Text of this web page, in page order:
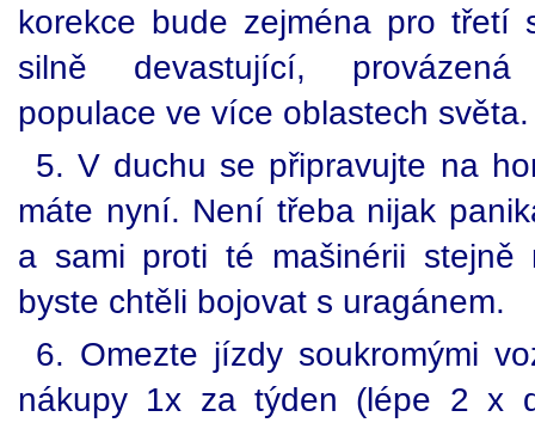
korekce bude zejména pro třetí
silně devastující, provázená
populace ve více oblastech světa.
5. V duchu se připravujte na
máte nyní. Není třeba nijak
a sami proti té mašinérii
byste chtěli bojovat s uragánem.
6. Omezte jízdy soukromými
nákupy 1x za týden (lépe 2 x